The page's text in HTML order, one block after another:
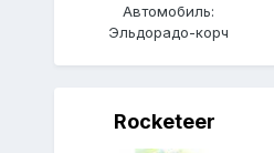
Автомобиль:
Эльдорадо-корч
Rocketeer